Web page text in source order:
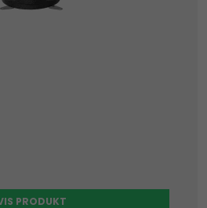
PRODUKT